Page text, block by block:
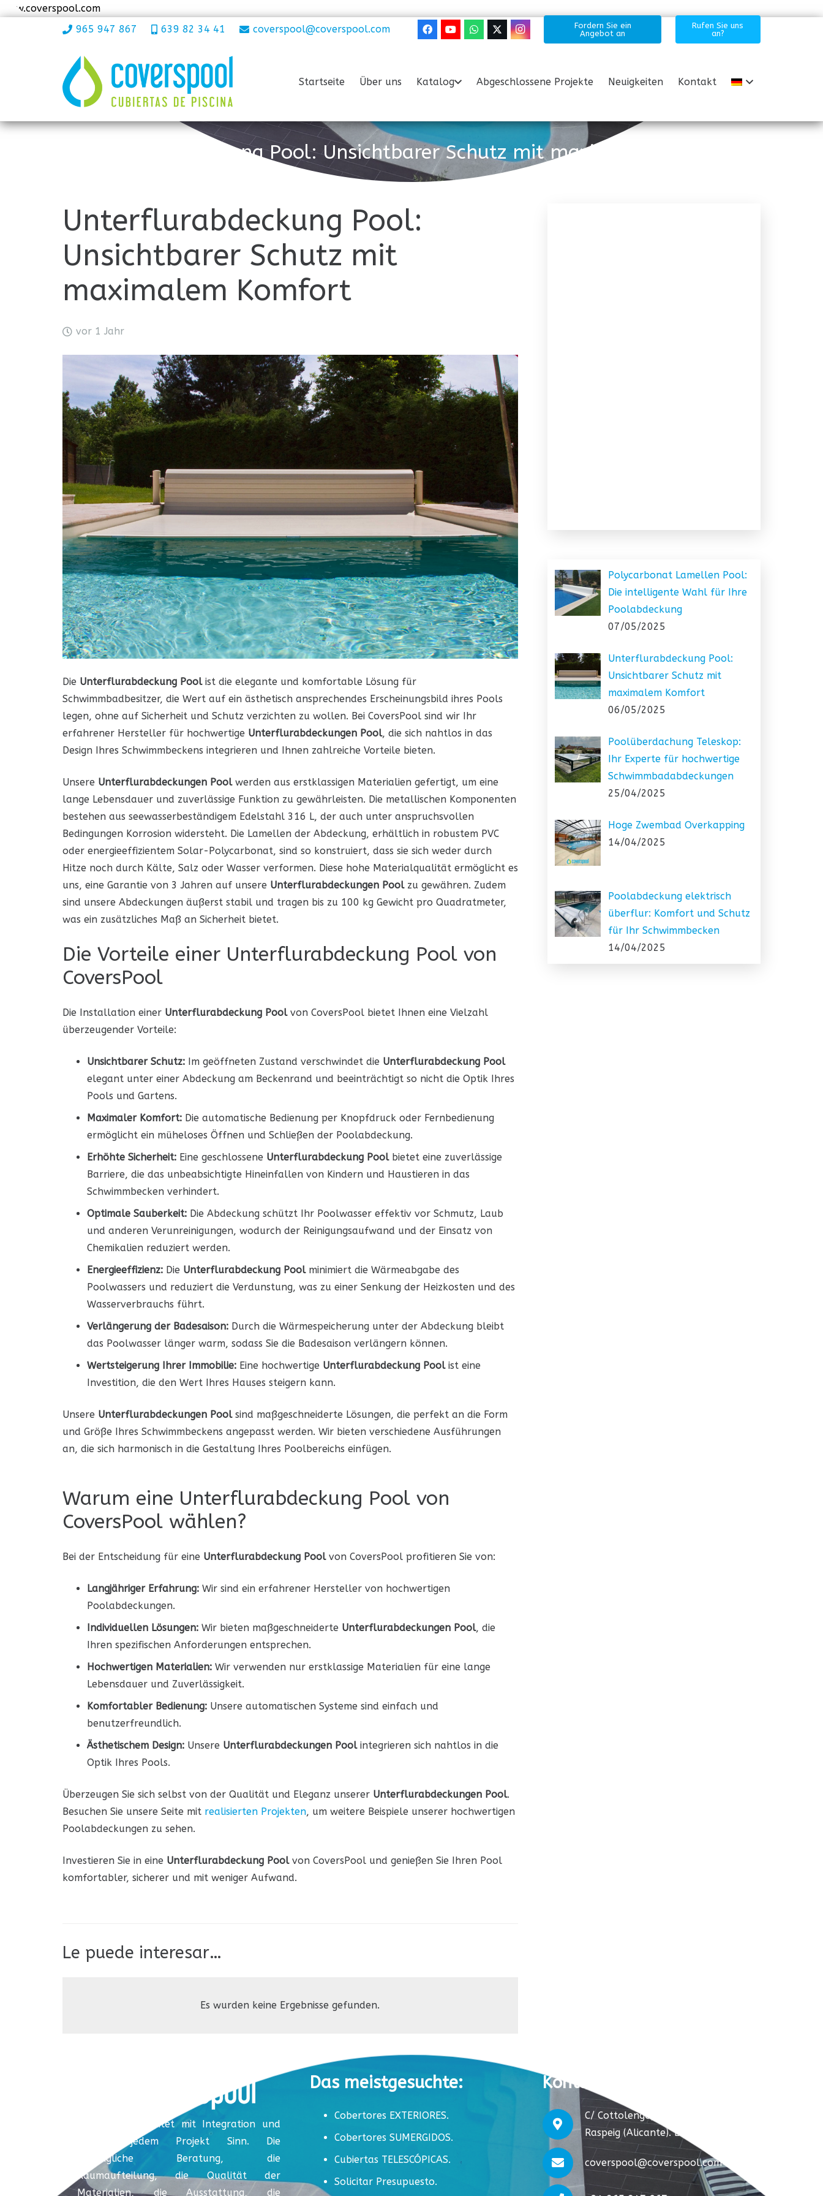
www.coverspool.com
965 947 867
639 82 34 41 coverspool@coverspool.com
Fordern Sie ein
Angebot an
Rufen Sie uns
an?
Startseite Über uns Katalog Abgeschlossene Projekte Neuigkeiten Kontakt
Unterflurabdeckung Pool: Unsichtbarer Schutz mit maximalem Komfort
Unterflurabdeckung Pool:
Unsichtbarer Schutz mit
maximalem Komfort
vor 1 Jahr
Die Unterflurabdeckung Poolist die elegante und komfortable Lösung für
Schwimmbadbesitzer, die Wert auf ein ästhetisch ansprechendes Erscheinungsbild ihres Pools
legen, ohne auf Sicherheit und Schutz verzichten zu wollen. Bei CoversPool sind wir Ihr
erfahrener Hersteller für hochwertige Unterflurabdeckungen Pool, die sich nahtlos in das
Design Ihres Schwimmbeckens integrieren und Ihnen zahlreiche Vorteile bieten.
Unsere Unterflurabdeckungen Poolwerden aus erstklassigen Materialien gefertigt, um eine
lange Lebensdauer und zuverlässige Funktion zu gewährleisten. Die metallischen Komponenten
bestehen aus seewasserbeständigem Edelstahl 316 L, der auch unter anspruchsvollen
Bedingungen Korrosion widersteht. Die Lamellen der Abdeckung, erhältlich in robustem PVC
oder energieeffizientem Solar-Polycarbonat, sind so konstruiert, dass sie sich weder durch
Hitze noch durch Kälte, Salz oder Wasser verformen. Diese hohe Materialqualität ermöglicht es
uns, eine Garantie von 3 Jahren auf unsere Unterflurabdeckungen Poolzu gewähren. Zudem
sind unsere Abdeckungen äußerst stabil und tragen bis zu 100 kg Gewicht pro Quadratmeter,
was ein zusätzliches Maß an Sicherheit bietet.
Die Vorteile einer Unterflurabdeckung Pool von
CoversPool
Die Installation einer Unterflurabdeckung Poolvon CoversPool bietet Ihnen eine Vielzahl
überzeugender Vorteile:
Unsichtbarer Schutz: Im geöffneten Zustand verschwindet die Unterflurabdeckung Pool
elegant unter einer Abdeckung am Beckenrand und beeinträchtigt so nicht die Optik Ihres
Pools und Gartens.
Maximaler Komfort: Die automatische Bedienung per Knopfdruck oder Fernbedienung
ermöglicht ein müheloses Öffnen und Schließen der Poolabdeckung.
Erhöhte Sicherheit: Eine geschlossene Unterflurabdeckung Poolbietet eine zuverlässige
Barriere, die das unbeabsichtigte Hineinfallen von Kindern und Haustieren in das
Schwimmbecken verhindert.
Optimale Sauberkeit: Die Abdeckung schützt Ihr Poolwasser effektiv vor Schmutz, Laub
und anderen Verunreinigungen, wodurch der Reinigungsaufwand und der Einsatz von
Chemikalien reduziert werden.
Energieeffizienz: Die Unterflurabdeckung Poolminimiert die Wärmeabgabe des
Poolwassers und reduziert die Verdunstung, was zu einer Senkung der Heizkosten und des
Wasserverbrauchs führt.
Verlängerung der Badesaison: Durch die Wärmespeicherung unter der Abdeckung bleibt
das Poolwasser länger warm, sodass Sie die Badesaison verlängern können.
Wertsteigerung Ihrer Immobilie: Eine hochwertige Unterflurabdeckung Poolist eine
Investition, die den Wert Ihres Hauses steigern kann.
Unsere Unterflurabdeckungen Poolsind maßgeschneiderte Lösungen, die perfekt an die Form
und Größe Ihres Schwimmbeckens angepasst werden. Wir bieten verschiedene Ausführungen
an, die sich harmonisch in die Gestaltung Ihres Poolbereichs einfügen.
Warum eine Unterflurabdeckung Pool von
CoversPool wählen?
Bei der Entscheidung für eine Unterflurabdeckung Poolvon CoversPool profitieren Sie von:
Langjähriger Erfahrung: Wir sind ein erfahrener Hersteller von hochwertigen
Poolabdeckungen.
Individuellen Lösungen: Wir bieten maßgeschneiderte Unterflurabdeckungen Pool, die
Ihren spezifischen Anforderungen entsprechen.
Hochwertigen Materialien: Wir verwenden nur erstklassige Materialien für eine lange
Lebensdauer und Zuverlässigkeit.
Komfortabler Bedienung: Unsere automatischen Systeme sind einfach und
benutzerfreundlich.
Ästhetischem Design: Unsere Unterflurabdeckungen Poolintegrieren sich nahtlos in die
Optik Ihres Pools.
Überzeugen Sie sich selbst von der Qualität und Eleganz unserer Unterflurabdeckungen Pool.
Besuchen Sie unsere Seite mit realisierten Projekten, um weitere Beispiele unserer hochwertigen
Poolabdeckungen zu sehen.
Investieren Sie in eine Unterflurabdeckung Poolvon CoversPool und genießen Sie Ihren Pool
komfortabler, sicherer und mit weniger Aufwand.
Le puede interesar…
Es wurden keine Ergebnisse gefunden.
Polycarbonat Lamellen Pool:
Die intelligente Wahl für Ihre
Poolabdeckung
07/05/2025
Unterflurabdeckung Pool:
Unsichtbarer Schutz mit
maximalem Komfort
06/05/2025
Poolüberdachung Teleskop:
Ihr Experte für hochwertige
Schwimmbadabdeckungen
25/04/2025
Hoge Zwembad Overkapping
14/04/2025
Poolabdeckung elektrisch
überflur: Komfort und Schutz
für Ihr Schwimmbecken
14/04/2025
Coverspool arbeitet mit Integration und
verleiht jedem Projekt Sinn. Die
anfängliche Beratung, die
Raumaufteilung, die Qualität der
Materialien, die Ausstattung, die
Das meistgesuchte:
Cobertores EXTERIORES.
Cobertores SUMERGIDOS.
Cubiertas TELESCÓPICAS.
Solicitar Presupuesto.
Kontakt:
C/ Cottolengo, 25. S. Vicente del
Raspeig (Alicante). España.
coverspool@coverspool.com